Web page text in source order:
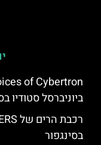
ביוניברסל סטודיו
בסינגפור